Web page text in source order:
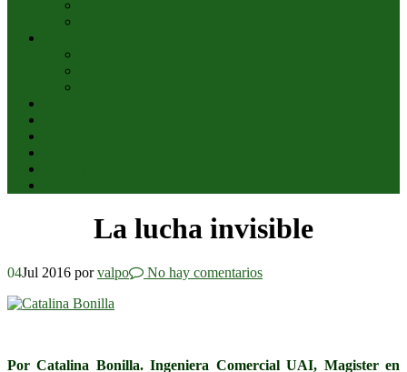
La lucha invisible
04Jul 2016 porvalpo No hay comentarios
Por Catalina Bonilla. Ingeniera Comercial UAI, Magister en